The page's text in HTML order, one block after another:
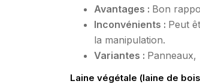
Avantages : Bon
Inconvénients : Peut
la manipulation.
Variantes :
Laine végétale (laine de